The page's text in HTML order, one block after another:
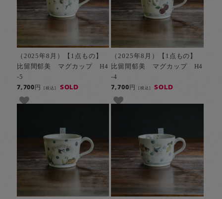
（2025年8月）【1点もの】
比留間郁美 マグカップ H4
-5
7,700円[税込] SOLD
（2025年8月）【1点もの】
比留間郁美 マグカップ H4
-4
7,700円 [税込] SOLD